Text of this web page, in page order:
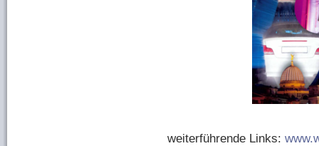
weiterführende Links: